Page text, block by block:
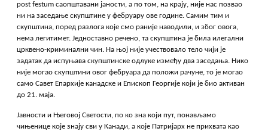
post festum саопштавани јаности, а по том, на крају, није нас позвао
ни на заседање скупштине у фебруару ове године. Самим тим и
скупштина, поред разлога које смо раније наводили, и због овога,
нема легитимет. Једноставно речено, та скупштина је била илегални
црквено-криминални чин. На њој није учествовало тело чији је
задатак да испуњава скупштинске одлуке између два заседања. Нико
није могао скупштини овог фебруара да положи рачуне, то је могао
само Савет Епархије канадске и Епископ Георгије који је био активан
до 21. маја.
Јавности и Његовој Светости, по ко зна који пут, понављамо
чињенице које знају сви у Канади, а које Патријарх не прихвата као